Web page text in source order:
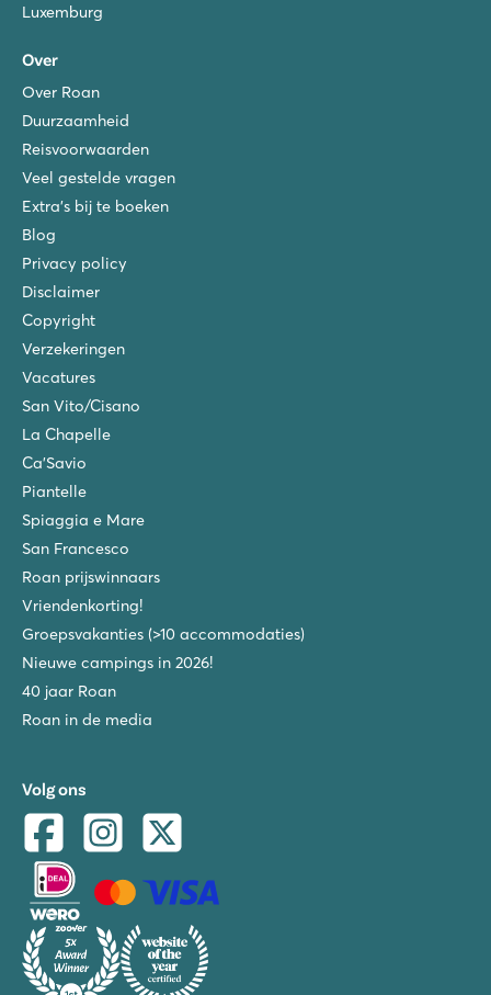
Luxemburg
Over
Over Roan
Duurzaamheid
Reisvoorwaarden
Veel gestelde vragen
Extra's bij te boeken
Blog
Privacy policy
Disclaimer
Copyright
Verzekeringen
Vacatures
San Vito/Cisano
La Chapelle
Ca'Savio
Piantelle
Spiaggia e Mare
San Francesco
Roan prijswinnaars
Vriendenkorting!
Groepsvakanties (>10 accommodaties)
Nieuwe campings in 2026!
40 jaar Roan
Roan in de media
Volg ons